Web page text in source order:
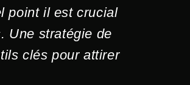
point il est crucial
Une stratégie de
clés pour attirer